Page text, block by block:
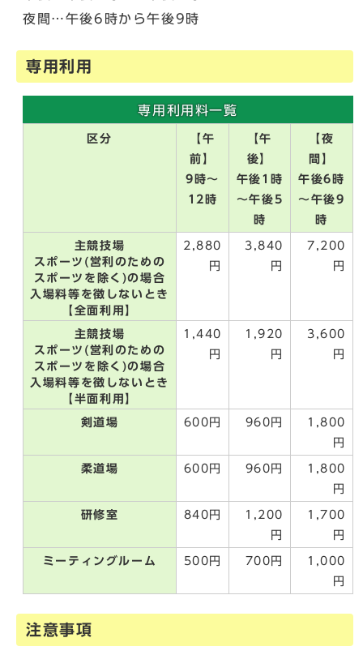
夜間…午後6時から午後9時
専用利用
専用利用料一覧
区分
【午
前】
9時～
12時
【午
後】
午後1時
～午後5
時
【夜
間】
午後6時
～午後9
時
主競技場
スポーツ(営利のための
スポーツを除く)の場合
入場料等を徴しないとき
【全面利用】
2,880
円
3,840
円
7,200
円
主競技場
スポーツ(営利のための
スポーツを除く)の場合
入場料等を徴しないとき
【半面利用】
1,440
円
1,920
円
3,600
円
剣道場 600円 960円
1,800
円
柔道場 600円 960円
1,800
円
研修室 840円
1,200
円
1,700
円
ミーティングルーム 500円 700円
1,000
円
注意事項